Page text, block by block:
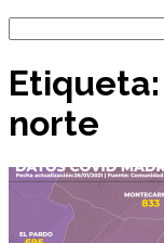
norte